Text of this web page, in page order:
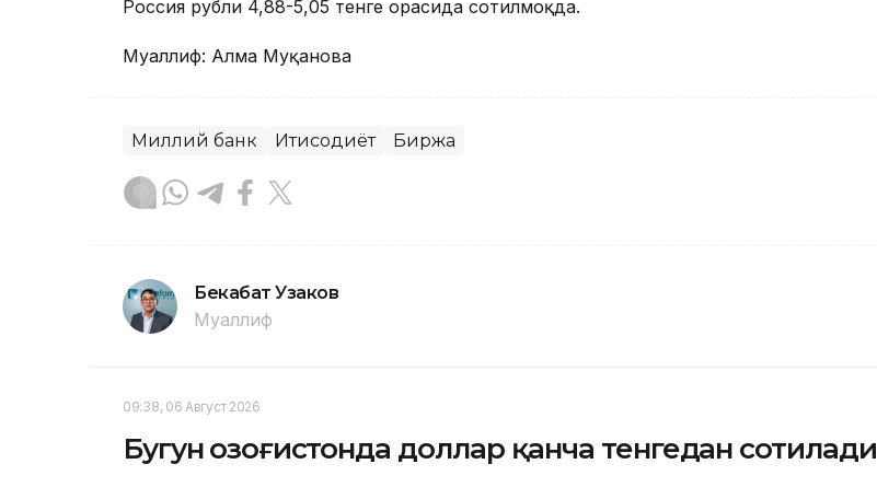
Россия рубли 4,88-5,05 тенге орасида сотилмоқда.
Муаллиф: Алма Муқанова
Миллий банк Иқтисодиёт Биржа
Бекабат Узаков
Муаллиф
09:38, 06 Август 2026
Бугун Қозоғистонда доллар қанча тенгедан сотилади